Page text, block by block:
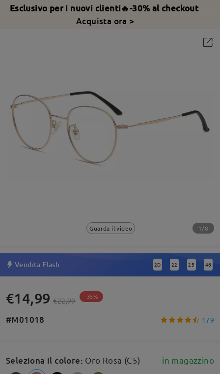
Esclusivo per i nuovi clienti🔥-30% al checkout
Acquista ora >
Guarda il video 1/8
Vendita Flash 2D : 22 : 25 : 45
€14,99 €22,99 -35%
#M01018 179
Seleziona il colore: Oro Rosa (C5) in magazzino